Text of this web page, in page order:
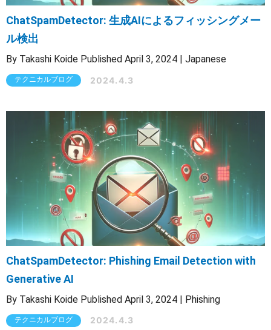
ChatSpamDetector: 生成AIによるフィッシングメー
ル検出
By Takashi Koide Published April 3, 2024 | Japanese
テクニカルブログ 2024.4.3
ChatSpamDetector: Phishing Email Detection with
Generative AI
By Takashi Koide Published April 3, 2024 | Phishing
テクニカルブログ 2024.4.3